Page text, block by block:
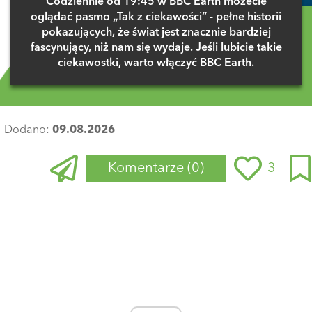
oglądać pasmo „Tak z ciekawości” - pełne historii
pokazujących, że świat jest znacznie bardziej
fascynujący, niż nam się wydaje. Jeśli lubicie takie
ciekawostki, warto włączyć BBC Earth.
Dodano: 09.08.2026
Komentarze (0) 3